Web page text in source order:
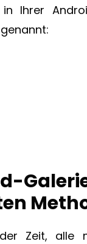
Ihrer
Zeit, alle